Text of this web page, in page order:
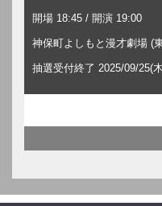
開場 18:45 / 開演 19:00
神保町よしもと漫才劇場 (
抽選受付終了 2025/09/25(